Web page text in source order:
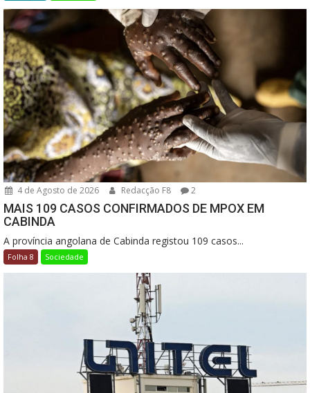
4 de Agosto de 2026 Redacção F8 2
MAIS 109 CASOS CONFIRMADOS DE MPOX EM
CABINDA
A província angolana de Cabinda registou 109 casos...
Folha 8 Sociedade